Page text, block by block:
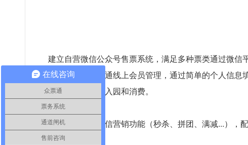
建立自营微信公众号售票系统，满足多种票类通过微
现自助检票；开通线上会员管理，通过简单的个人信
二维码即可完成入园和消费。
还有多样化的微信营销功能（秒杀、拼团、满减...），
在线咨询
众票通
票务系统
通道闸机
售前咨询